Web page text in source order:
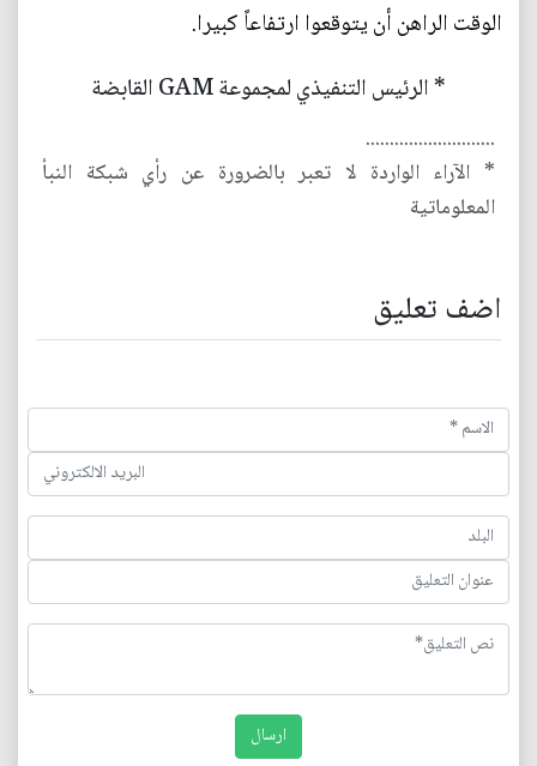
الوقت الراهن أن يتوقعوا ارتفاعاً كبيرا.
* الرئيس التنفيذي لمجموعة GAM القابضة
...........................
* الآراء الواردة لا تعبر بالضرورة عن رأي شبكة النبأ
المعلوماتية
اضف تعليق